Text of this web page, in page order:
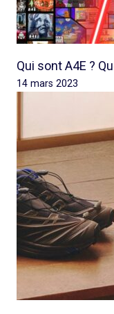
Qui sont A4E ?
14 mars 2023